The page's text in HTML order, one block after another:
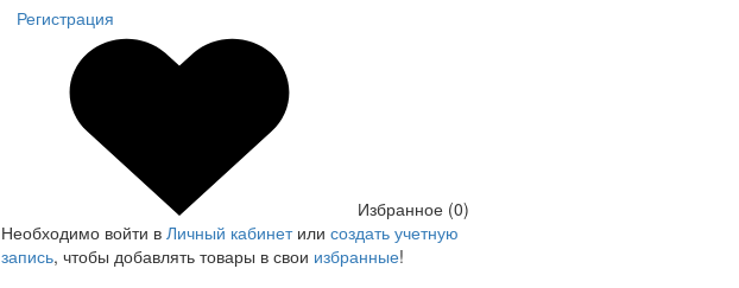
Регистрация
Избранное (0)
Необходимо войти в Личный кабинетили создать учетную
запись, чтобы добавлять товары в свои избранные!